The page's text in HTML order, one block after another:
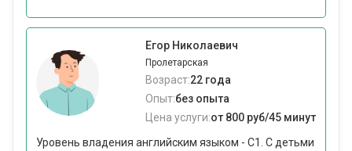
Егор Николаевич
Пролетарская
Возраст:22 года
Опыт:без опыта
Цена услуги:от 800 руб/45 минут
Уровень владения английским языком - С1. С детьми